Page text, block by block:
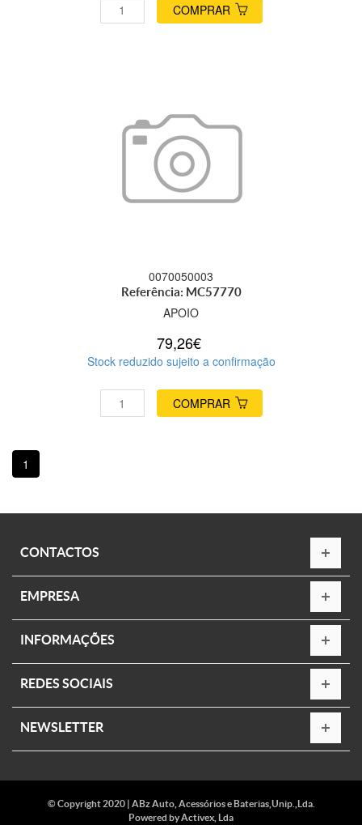
COMPRAR
0070050003
Referência: MC57770
APOIO
79,26€
Stock reduzido sujeito a confirmação
COMPRAR
1
CONTACTOS
EMPRESA
INFORMAÇÕES
REDES SOCIAIS
NEWSLETTER
© Copyright 2020 | ABz Auto, Acessórios e Baterias,Unip.,Lda.
Powered byActivex, Lda